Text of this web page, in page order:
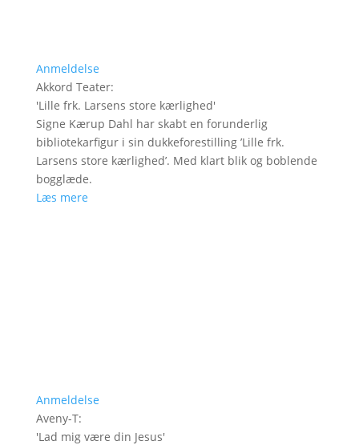
Anmeldelse
Akkord Teater:
'Lille frk. Larsens store kærlighed'
Signe Kærup Dahl har skabt en forunderlig
bibliotekarfigur i sin dukkeforestilling ’Lille frk.
Larsens store kærlighed’. Med klart blik og boblende
bogglæde.
Læs mere
Anmeldelse
Aveny-T:
'Lad mig være din Jesus'